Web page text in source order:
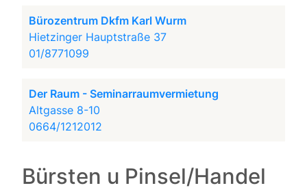
Bürozentrum Dkfm Karl Wurm
Hietzinger Hauptstraße 37
01/8771099
Der Raum - Seminarraumvermietung
Altgasse 8-10
0664/1212012
Bürsten u Pinsel/Handel